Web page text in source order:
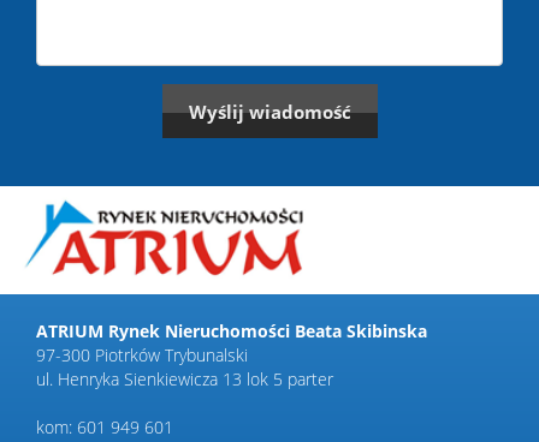
ATRIUM Rynek Nieruchomości Beata Skibinska
97-300 Piotrków Trybunalski
ul. Henryka Sienkiewicza 13 lok 5 parter
kom: 601 949 601